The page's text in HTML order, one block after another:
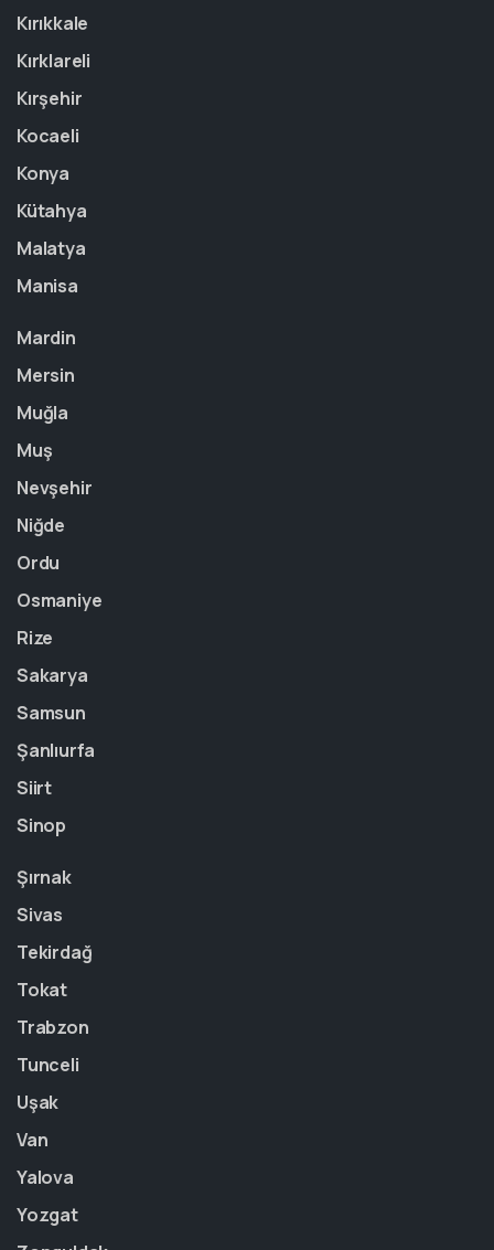
Kırıkkale
Kırklareli
Kırşehir
Kocaeli
Konya
Kütahya
Malatya
Manisa
Mardin
Mersin
Muğla
Muş
Nevşehir
Niğde
Ordu
Osmaniye
Rize
Sakarya
Samsun
Şanlıurfa
Siirt
Sinop
Şırnak
Sivas
Tekirdağ
Tokat
Trabzon
Tunceli
Uşak
Van
Yalova
Yozgat